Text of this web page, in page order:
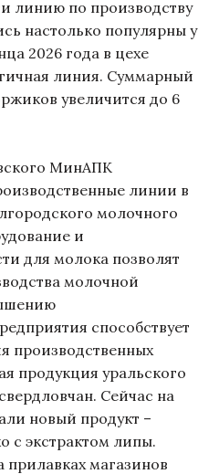
линию по производству
настолько популярны у
2026 года в цехе
линия. Суммарный
увеличится до 6
МинАПК
линии в
молочного
и
для молока позволят
молочной
способствует
производственных
продукция уральского
Сейчас на
новый продукт –
с экстрактом липы.
прилавках магазинов